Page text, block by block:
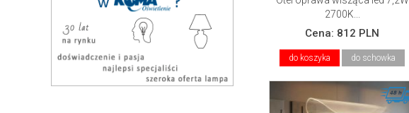
2700K...
Cena: 812 PLN
do koszyka do schowka